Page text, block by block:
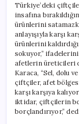
Türkiye’deki
insafına
ürünlerini
anlayışıyla karşı
ürünlerini
sokuyor,”
afetlerin üreticileri
Karaca, “Sel, dolu
çiftçiler, afet
karşı karşıya
iktidar, çiftçilerin
borçlandırıyor,”